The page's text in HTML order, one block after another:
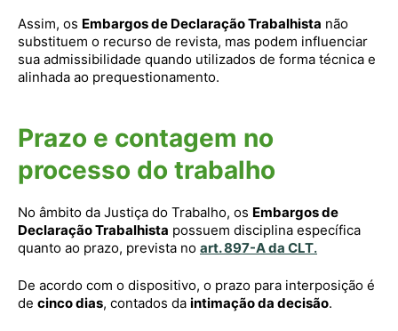
Assim, os Embargos de Declaração Trabalhista não
substituem o recurso de revista, mas podem influenciar
sua admissibilidade quando utilizados de forma técnica e
alinhada ao prequestionamento.
Prazo e contagem no
processo do trabalho
No âmbito da Justiça do Trabalho, os Embargos de
Declaração Trabalhista possuem disciplina específica
quanto ao prazo, prevista no art. 897-A da CLT.
De acordo com o dispositivo, o prazo para interposição é
de cinco dias, contados da intimação da decisão.